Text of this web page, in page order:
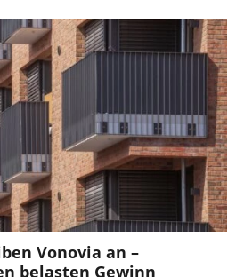
Vonovia an –
belasten Gewinn